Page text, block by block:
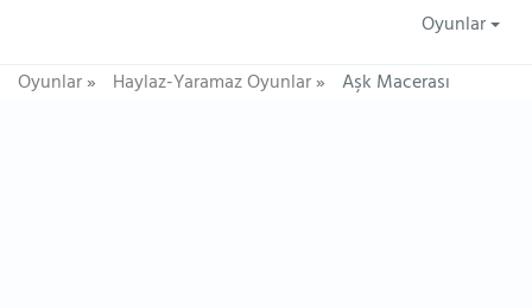
Oyunlar
Oyunlar» Haylaz-Yaramaz Oyunlar» Aşk Macerası